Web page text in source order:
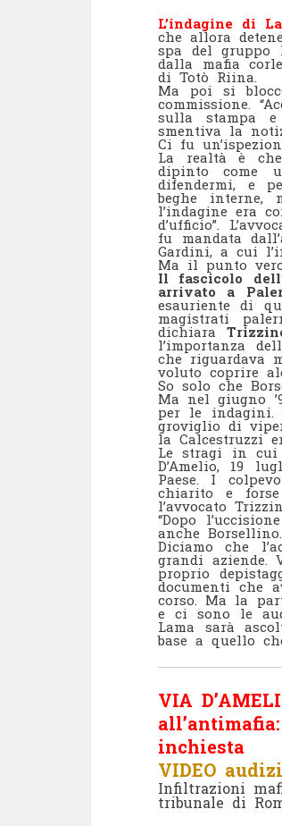
L’indagine di
che allora
spa del gruppo
dalla mafia
di Totò Riina.
Ma poi si
commissione.
sulla stampa
smentiva la
Ci fu
La realtà è
dipinto come
difendermi, e
beghe interne,
l’indagine era
d’ufficio”.
fu mandata
Gardini, a cui
Ma il punto
Il fascicolo
arrivato a
esauriente di
magistrati
dichiara
l’importanza
che riguardava
voluto coprire
So solo che
Ma nel giugno
per le indagini.
groviglio di
la Calcestruzzi
Le stragi in cui
D’Amelio, 19
Paese. I
chiarito e
l’avvocato
“Dopo
anche Borsellino.
Diciamo che
grandi aziende.
proprio
documenti che
corso. Ma la
e ci sono le
Lama sarà
base a quello
VIA
inchiesta
VIDEO
Infiltrazioni
tribunale di